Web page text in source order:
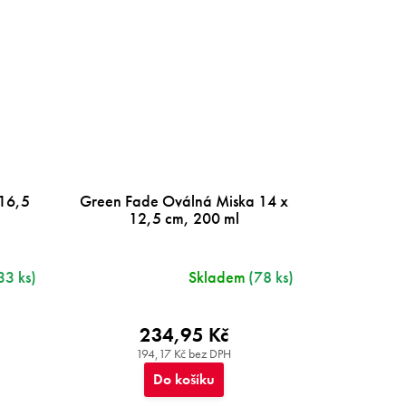
ks)
Green Fade Oválná Miska 14 x
12,5 cm, 200 ml
Skladem (78 ks)
194,17 Kč bez DPH
234,95 Kč
Do košíku